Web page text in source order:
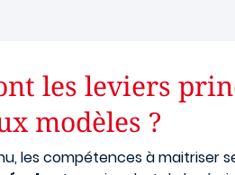
les leviers
modèles ?
les compétences à